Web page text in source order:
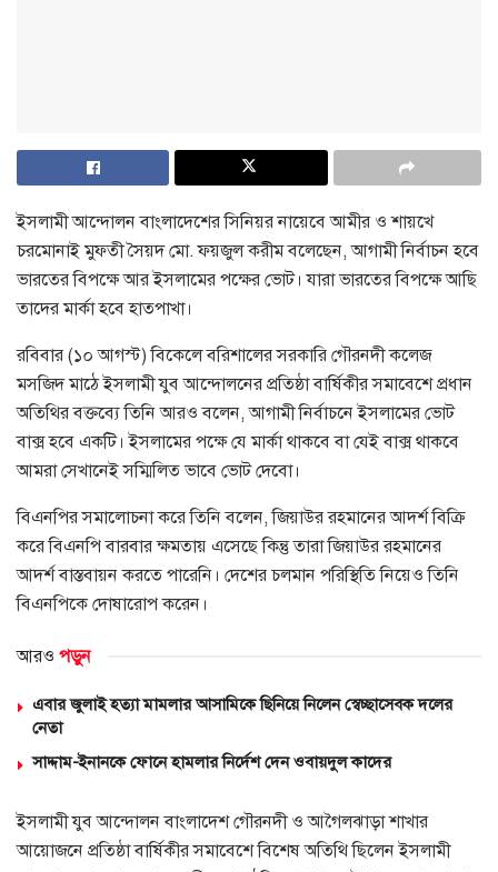
ইসলামী আন্দোলন বাংলাদেশের সিনিয়র নায়েবে আমীর ও শায়খে
চরমোনাই মুফতী সৈয়দ মো. ফয়জুল করীম বলেছেন, আগামী নির্বাচন হবে
ভারতের বিপক্ষে আর ইসলামের পক্ষের ভোট। যারা ভারতের বিপক্ষে আছি
তাদের মার্কা হবে হাতপাখা।
রবিবার (১০ আগস্ট) বিকেলে বরিশালের সরকারি গৌরনদী কলেজ
মসজিদ মাঠে ইসলামী যুব আন্দোলনের প্রতিষ্ঠা বার্ষিকীর সমাবেশে প্রধান
অতিথির বক্তব্যে তিনি আরও বলেন, আগামী নির্বাচনে ইসলামের ভোট
বাক্স হবে একটি। ইসলামের পক্ষে যে মার্কা থাকবে বা যেই বাক্স থাকবে
আমরা সেখানেই সম্মিলিত ভাবে ভোট দেবো।
বিএনপির সমালোচনা করে তিনি বলেন, জিয়াউর রহমানের আদর্শ বিক্রি
করে বিএনপি বারবার ক্ষমতায় এসেছে কিন্তু তারা জিয়াউর রহমানের
আদর্শ বাস্তবায়ন করতে পারেনি। দেশের চলমান পরিস্থিতি নিয়েও তিনি
বিএনপিকে দোষারোপ করেন।
আরও পড়ুন
এবার জুলাই হত্যা মামলার আসামিকে ছিনিয়ে নিলেন স্বেচ্ছাসেবক দলের
নেতা
সাদ্দাম-ইনানকে ফোনে হামলার নির্দেশ দেন ওবায়দুল কাদের
ইসলামী যুব আন্দোলন বাংলাদেশ গৌরনদী ও আগৈলঝাড়া শাখার
আয়োজনে প্রতিষ্ঠা বার্ষিকীর সমাবেশে বিশেষ অতিথি ছিলেন ইসলামী